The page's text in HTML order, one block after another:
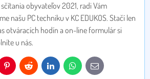
obyvateľov 2021, radi Vám
našu PC techniku v KC EDUKOS. Stačí len
otváracích hodín a on-line formulár si
u nás.
PinterestReddit LinkedInWhatsApp
E-
mail